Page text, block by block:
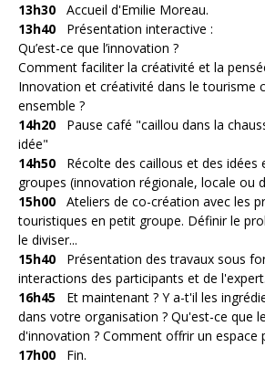
13h30 Accueil d'Emilie Moreau.
13h40 Présentation interactive :
Qu’est-ce que l’innovation ?
Comment faciliter la créativité et la
Innovation et créativité dans le tourisme
ensemble ?
14h20 Pause café "caillou dans la
idée"
14h50 Récolte des caillous et des idées
groupes (innovation régionale, locale ou
15h00 Ateliers de co-création avec les
touristiques en petit groupe. Définir le
le diviser...
15h40 Présentation des travaux sous
interactions des participants et de l'expert.
16h45 Et maintenant ? Y a-t'il les
dans votre organisation ? Qu'est-ce que
d'innovation ? Comment offrir un espace
17h00
Fin.